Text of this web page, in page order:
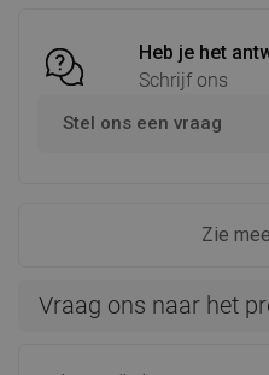
Heb je het
Schrijf ons
Stel ons een vraag
Zie
Vraag ons naar het